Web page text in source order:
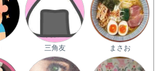
三角友 まさお